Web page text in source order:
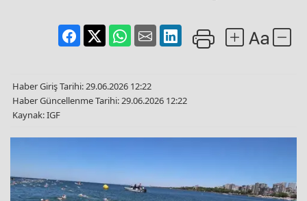
Haber Giriş Tarihi: 29.06.2026 12:22
Haber Güncellenme Tarihi: 29.06.2026 12:22
Kaynak: IGF